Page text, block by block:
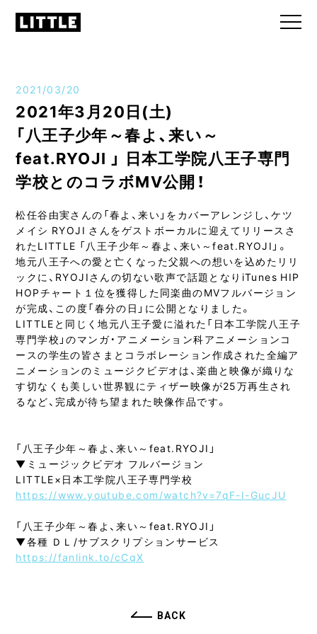
2021/03/20
2021年3月20日(土)
「八王子少年～春よ、来い～
feat.RYOJI 」 日本工学院八王子専門
学校とのコラボMV公開！
松任谷由実さんの「春よ、来い」をカバーアレンジし、ケツ
メイシ RYOJI さんをゲストボーカルに迎えてリリースさ
れたLITTLE 「八王子少年～春よ、来い～feat.RYOJI」。
地元八王子への愛と亡くなった父親への想いを込めたリリ
ックに、RYOJIさんの切ない歌声で話題となりiTunes HIP
HOPチャート１位を獲得した同楽曲のMVフルバージョン
が完成、この度「春分の日」に公開となりました。
LITTLEと同じく地元八王子愛に溢れた「日本工学院八王子
専門学校」のマンガ・アニメーション科アニメーションコ
ースの学生の皆さまとコラボレーション作成された全編ア
ニメーションのミュージクビデオは、楽曲と映像が織りな
す切なくも美しい世界観にティザー映像が25万再生され
るなど、完成が待ち望まれた映像作品です。
「八王子少年～春よ、来い～feat.RYOJI」
▼ミュージックビデオ フルバージョン
LITTLE×日本工学院八王子専門学校
https://www.youtube.com/watch?v=7qF-I-GucJU
「八王子少年～春よ、来い～feat.RYOJI」
▼各種 ＤＬ/サブスクリプションサービス
https://fanlink.to/cCqX
BACK